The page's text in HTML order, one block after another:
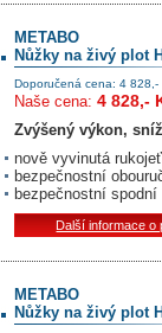
METABO
Nůžky na živý plot
Doporučená cena: 4 828,-
Naše cena: 4 828,-
Zvýšený výkon,
nově vyvinutá
bezpečnostní
bezpečnostní spodní
Další informace o
METABO
Nůžky na živý plot